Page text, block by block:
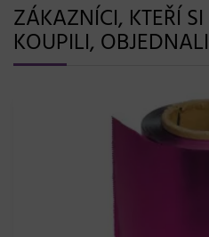
ZÁKAZNÍCI, KTEŘÍ
KOUPILI,